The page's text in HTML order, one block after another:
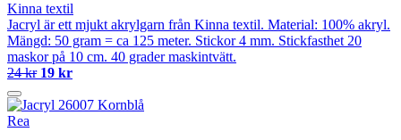
Kinna textil
Jacryl är ett mjukt akrylgarn från Kinna textil. Material: 100% akryl.
Mängd: 50 gram = ca 125 meter. Stickor 4 mm. Stickfasthet 20
maskor på 10 cm. 40 grader maskintvätt.
24 kr 19 kr
Rea